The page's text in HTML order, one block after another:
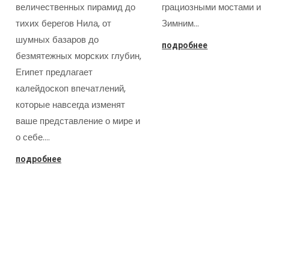
величественных пирамид до
тихих берегов Нила, от
шумных базаров до
безмятежных морских глубин,
Египет предлагает
калейдоскоп впечатлений,
которые навсегда изменят
ваше представление о мире и
о себе.…
подробнее
грациозными мостами и
Зимним…
подробнее